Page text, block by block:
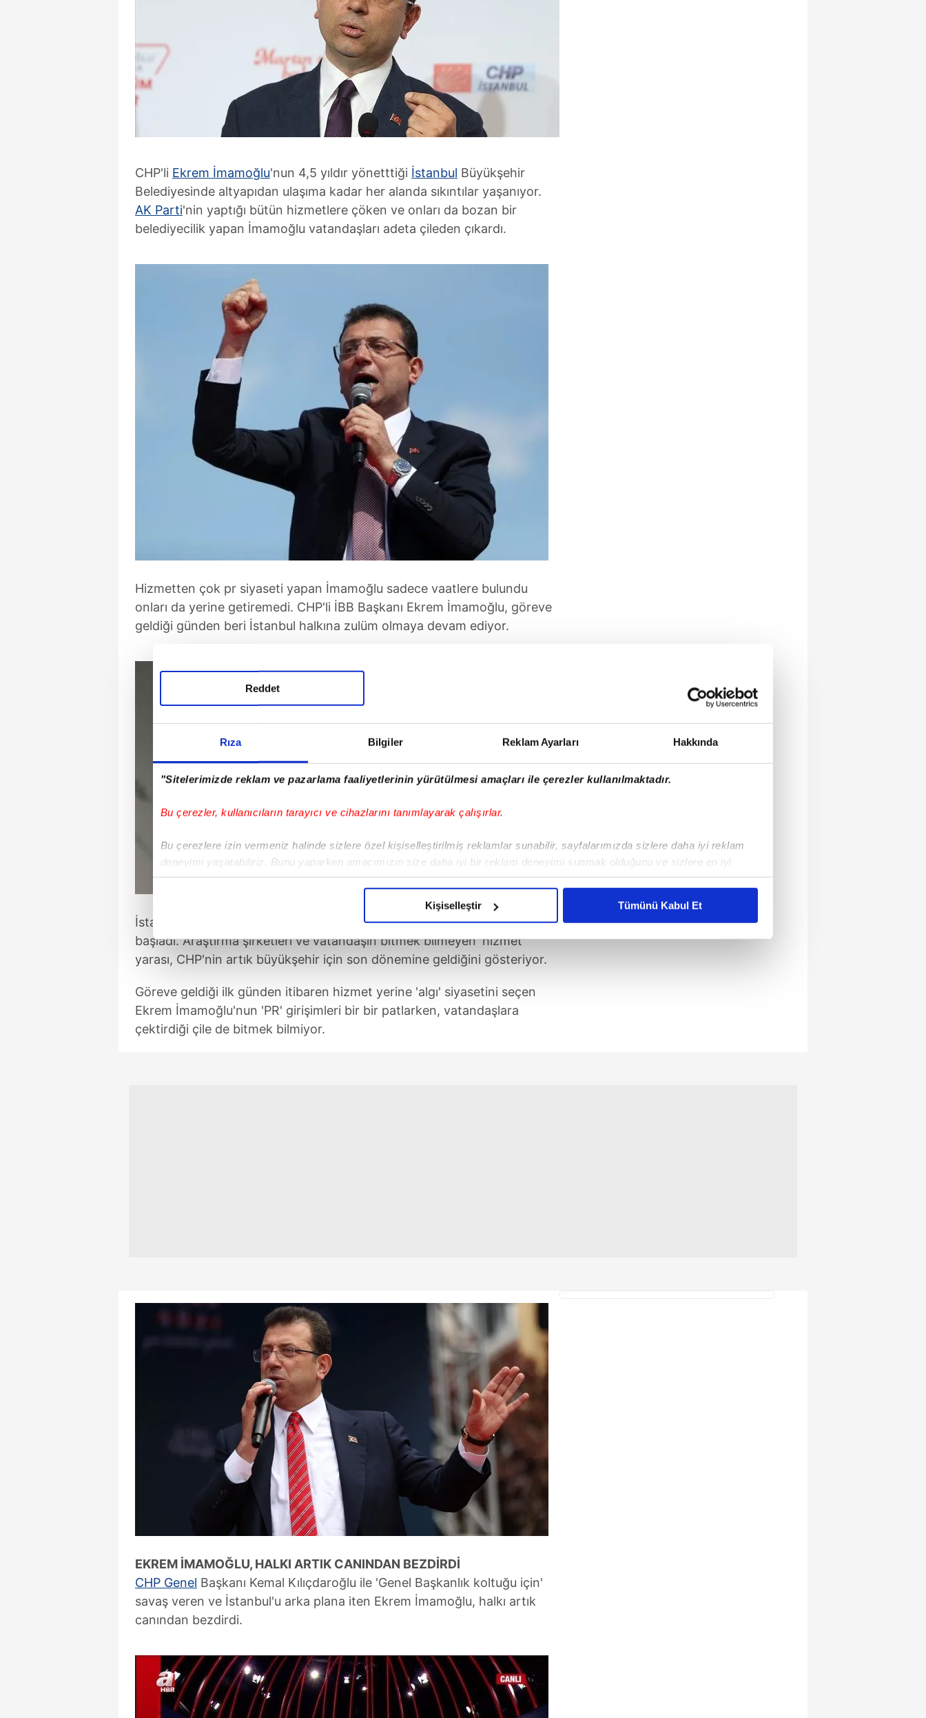
Rıza Bilgiler Reklam Ayarları Hakkında
"Sitelerimizde reklam ve pazarlama faaliyetlerinin yürütülmesi amaçları ile çerezler kullanılmaktadır.
Bu çerezler, kullanıcıların tarayıcı ve cihazlarını tanımlayarak çalışırlar.
Bu çerezlere izin vermeniz halinde sizlere özel kişiselleştirilmiş reklamlar sunabilir, sayfalarımızda sizlere daha iyi reklam
deneyimi yaşatabiliriz. Bunu yaparken amacımızın size daha iyi bir reklam deneyimi sunmak olduğunu ve sizlere en iyi
içerikleri sunabilmek adına elimizden gelen çabayı gösterdiğimizi ve bu noktada, reklamların maliyetlerimizi karşılamak
Sizlere daha iyi bir hizmet sunabilmek için İnternet Sitemizde kendimize ve üçüncü kişilere ait çerezler kullanılmaktadır. Bu
amacıyla kullanılmaktadır. Diğer çerezler, sitemizin daha işlevsel kılınması ve kişiselleştirilmesi ve sizlere yönelik
reklam/pazarlama faaliyetlerinin yapılması, amaçlarıyla sınırlı olarak açık rızanız dahilinde kullanılacaktır.
Reddet
Kişiselleştir Tümünü Kabul Et
CHP'li Ekrem İmamoğlu'nun 4,5 yıldır yönetttiği İstanbul Büyükşehir
Belediyesinde altyapıdan ulaşıma kadar her alanda sıkıntılar yaşanıyor.
AK Parti'nin yaptığı bütün hizmetlere çöken ve onları da bozan bir
belediyecilik yapan İmamoğlu vatandaşları adeta çileden çıkardı.
Hizmetten çok pr siyaseti yapan İmamoğlu sadece vaatlere bulundu
onları da yerine getiremedi. CHP'li İBB Başkanı Ekrem İmamoğlu, göreve
geldiği günden beri İstanbul halkına zulüm olmaya devam ediyor.
İstanbullu artık 31 Mart 2024'te yapılacak 'yerel seçimler'i beklemeye
başladı. Araştırma şirketleri ve vatandaşın bitmek bilmeyen 'hizmet'
yarası, CHP'nin artık büyükşehir için son dönemine geldiğini gösteriyor.
Göreve geldiği ilk günden itibaren hizmet yerine 'algı' siyasetini seçen
Ekrem İmamoğlu'nun 'PR' girişimleri bir bir patlarken, vatandaşlara
çektirdiği çile de bitmek bilmiyor.
EKREM İMAMOĞLU, HALKI ARTIK CANINDAN BEZDİRDİ
CHP Genel Başkanı Kemal Kılıçdaroğlu ile 'Genel Başkanlık koltuğu için'
savaş veren ve İstanbul'u arka plana iten Ekrem İmamoğlu, halkı artık
canından bezdirdi.